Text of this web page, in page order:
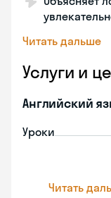
Читать дальше
Услуги и
Английский
Уроки
Читать